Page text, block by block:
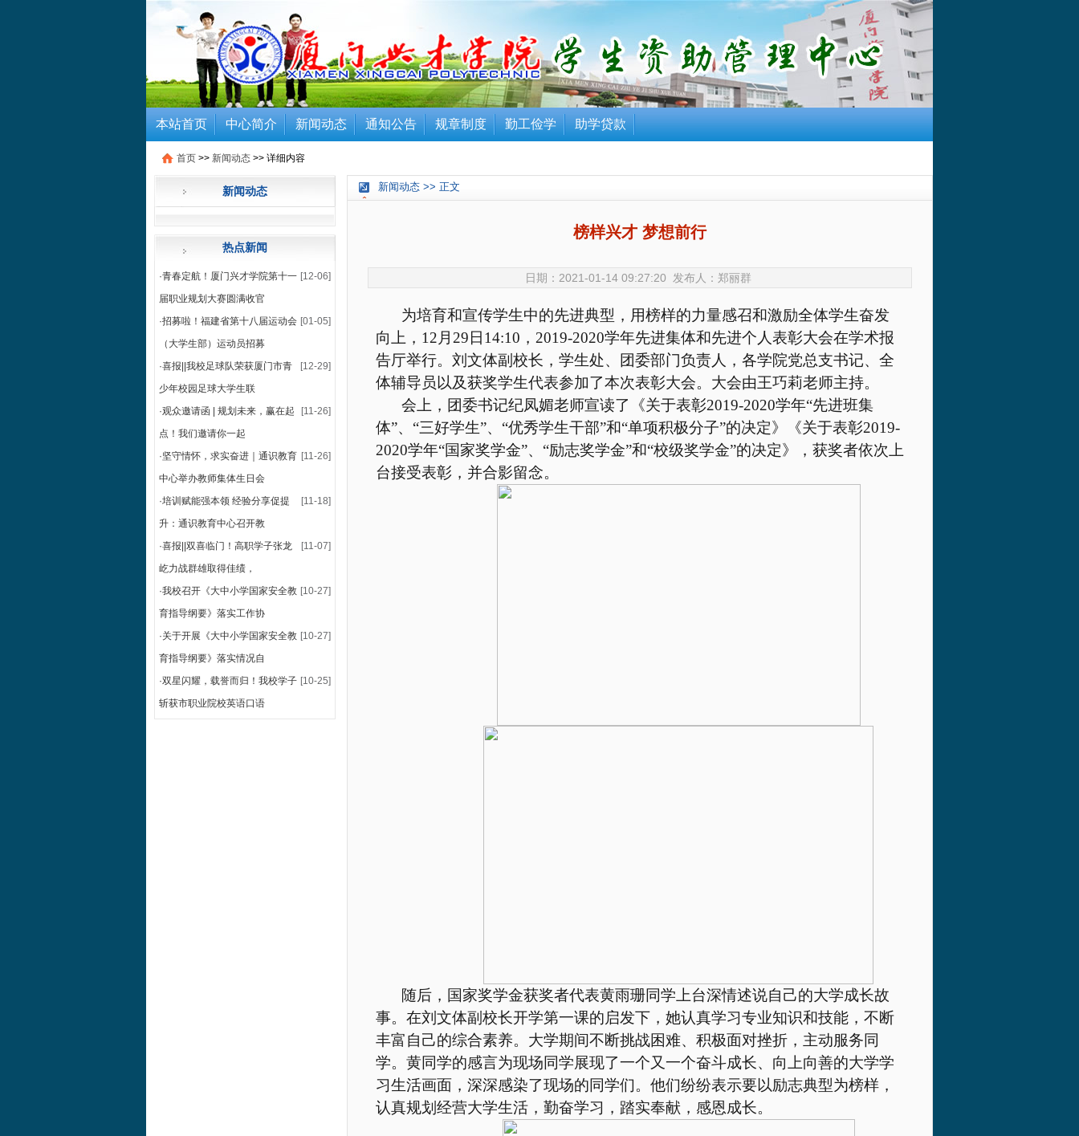
本站首页 中心简介 新闻动态 通知公告 规章制度 勤工俭学 助学贷款
首页 >> 新闻动态 >> 详细内容
新闻动态
热点新闻
[12-06]
·青春定航！厦门兴才学院第十一
届职业规划大赛圆满收官
[01-05]
·招募啦！福建省第十八届运动会
（大学生部）运动员招募
[12-29]
·喜报||我校足球队荣获厦门市青
少年校园足球大学生联
[11-26]
·观众邀请函 | 规划未来，赢在起
点！我们邀请你一起
[11-26]
·坚守情怀，求实奋进｜通识教育
中心举办教师集体生日会
[11-18]
·培训赋能强本领 经验分享促提
升：通识教育中心召开教
[11-07]
·喜报||双喜临门！高职学子张龙
屹力战群雄取得佳绩，
[10-27]
·我校召开《大中小学国家安全教
育指导纲要》落实工作协
[10-27]
·关于开展《大中小学国家安全教
育指导纲要》落实情况自
[10-25]
·双星闪耀，载誉而归！我校学子
斩获市职业院校英语口语
新闻动态 >> 正文
榜样兴才 梦想前行
日期：2021-01-14 09:27:20 发布人：郑丽群
为培育和宣传学生中的先进典型，用榜样的力量感召和激励全体学生奋发
向上， 12 月 29 日 14:10 ， 2019-2020学年先进集体和先进个人表彰大会在学术报
告厅举行。刘文体副校长，学生处、团委部门负责人，各学院党总支书记、全
体辅导员以及获奖学生代表参加了本次表彰大会。大会由王巧莉老师主持。
会上，团委书记纪凤媚老师宣读了《关于表彰2019-2020学年“先进班集
体”、“三好学生”、“优秀学生干部”和“单项积极分子”的决定》《关于表彰2019-
2020学年“国家奖学金”、“励志奖学金”和“校级奖学金”的决定》，获奖者依次上
台接受表彰，并合影留念。
随后，国家奖学金获奖者代表黄雨珊同学上台深情述说自己的大学成长故
事。在刘文体副校长开学第一课的启发下，她认真学习专业知识和技能，不断
丰富自己的综合素养。大学期间不断挑战困难、积极面对挫折，主动服务同
学。黄同学的感言为现场同学展现了一个又一个奋斗成长、向上向善的大学学
习生活画面，深深感染了现场的同学们。他们纷纷表示要以励志典型为榜样，
认真规划经营大学生活，勤奋学习，踏实奉献，感恩成长。